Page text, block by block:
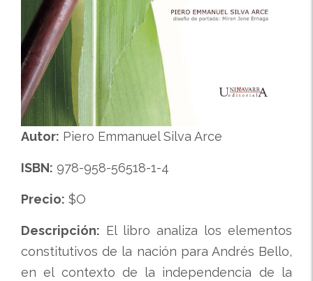
Autor: Piero Emmanuel Silva Arce
ISBN: 978-958-56518-1-4
Precio: $O
Descripción: El libro analiza los elementos
constitutivos de la nación para Andrés Bello,
en el contexto de la independencia de la